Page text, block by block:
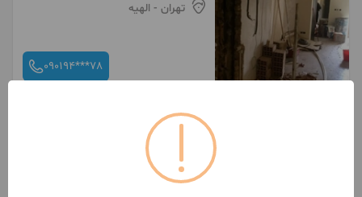
تهران - الهیه
090194***78
بازسازی، کاشیکاری، تخریب،
گچکاری، کفسابی
تهران